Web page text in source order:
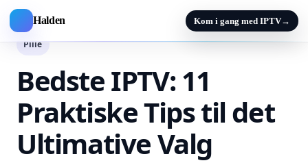
Halden Kom i gang med IPTV→
Pille
Bedste IPTV: 11
Praktiske Tips til det
Ultimative Valg